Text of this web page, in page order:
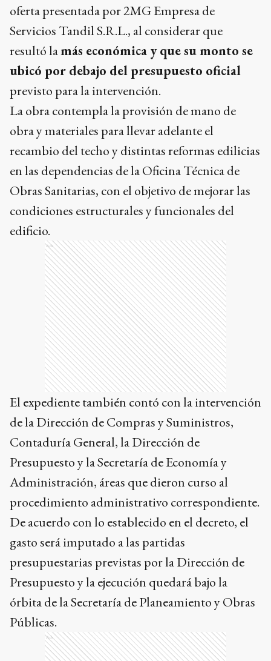
oferta presentada por 2MG Empresa de
Servicios Tandil S.R.L., al considerar que
resultó lamás económica y que su monto se
ubicó por debajo del presupuesto oficial
previsto para la intervención.
La obra contempla la provisión de mano de
obra y materiales para llevar adelante el
recambio del techo y distintas reformas edilicias
en las dependencias de la Oficina Técnica de
Obras Sanitarias, con el objetivo de mejorar las
condiciones estructurales y funcionales del
edificio.
Ads
El expediente también contó con la intervención
de la Dirección de Compras y Suministros,
Contaduría General, la Dirección de
Presupuesto y la Secretaría de Economía y
Administración, áreas que dieron curso al
procedimiento administrativo correspondiente.
De acuerdo con lo establecido en el decreto, el
gasto será imputado a las partidas
presupuestarias previstas por la Dirección de
Presupuesto y la ejecución quedará bajo la
órbita de la Secretaría de Planeamiento y Obras
Públicas.
Ads